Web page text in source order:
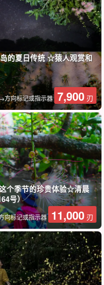
的夏日传统 ☆猿人观赏和
向标记或指示器 7,900 刃
个季节的珍贵体验☆清晨
号）
标记或指示器 11,000 刃